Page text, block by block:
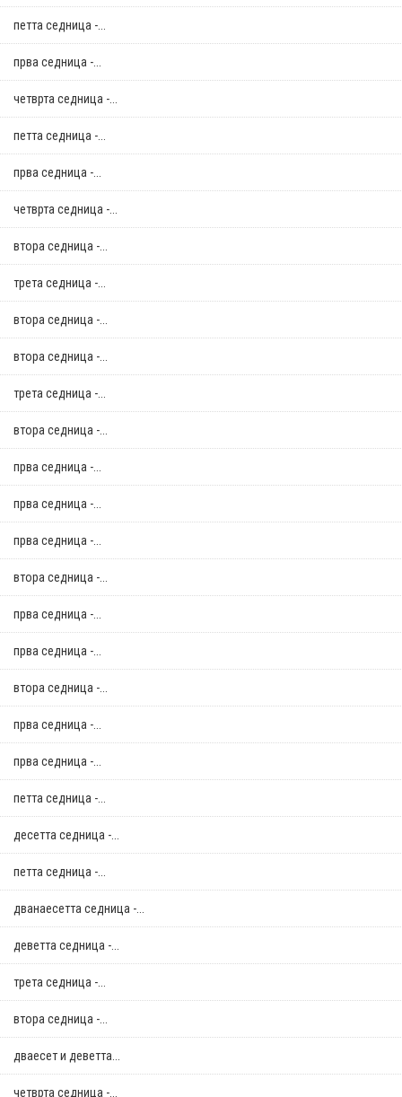
петта седница -...
прва седница -...
четврта седница -...
петта седница -...
прва седница -...
четврта седница -...
втора седница -...
трета седница -...
втора седница -...
втора седница -...
трета седница -...
втора седница -...
прва седница -...
прва седница -...
прва седница -...
втора седница -...
прва седница -...
прва седница -...
втора седница -...
прва седница -...
прва седница -...
петта седница -...
десетта седница -...
петта седница -...
дванаесетта седница -...
деветта седница -...
трета седница -...
втора седница -...
дваесет и деветта...
четврта седница -...